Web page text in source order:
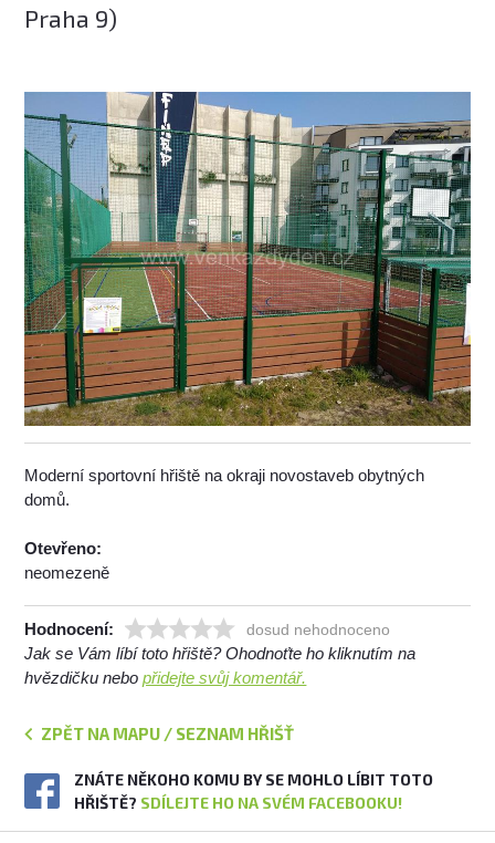
Praha 9)
Moderní sportovní hřiště na okraji novostaveb obytných
domů.
Otevřeno:
neomezeně
Hodnocení: dosud nehodnoceno
Jak se Vám líbí toto hřiště? Ohodnoťte ho kliknutím na
hvězdičku nebopřidejte svůj komentář.
ZPĚT NA MAPU / SEZNAM HŘIŠŤ
ZNÁTE NĚKOHO KOMU BY SE MOHLO LÍBIT TOTO
HŘIŠTĚ? SDÍLEJTE HO NA SVÉM FACEBOOKU!